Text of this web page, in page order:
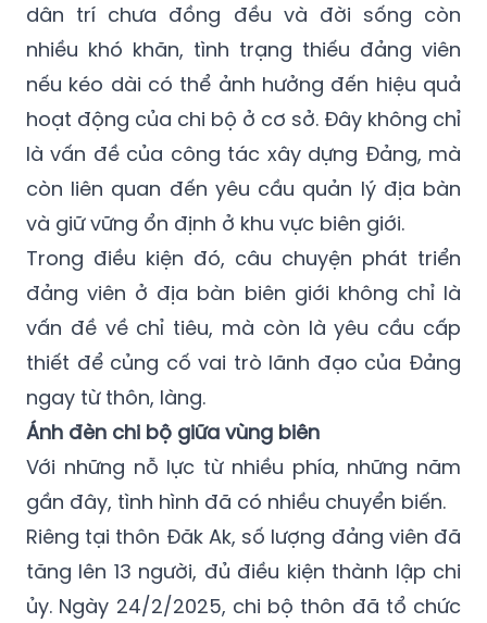
dân trí chưa đồng đều và đời sống còn
nhiều khó khăn, tình trạng thiếu đảng viên
nếu kéo dài có thể ảnh hưởng đến hiệu quả
hoạt động của chi bộ ở cơ sở. Đây không chỉ
là vấn đề của công tác xây dựng Đảng, mà
còn liên quan đến yêu cầu quản lý địa bàn
và giữ vững ổn định ở khu vực biên giới.
Trong điều kiện đó, câu chuyện phát triển
đảng viên ở địa bàn biên giới không chỉ là
vấn đề về chỉ tiêu, mà còn là yêu cầu cấp
thiết để củng cố vai trò lãnh đạo của Đảng
ngay từ thôn, làng.
Ánh đèn chi bộ giữa vùng biên
Với những nỗ lực từ nhiều phía, những năm
gần đây, tình hình đã có nhiều chuyển biến.
Riêng tại thôn Đăk Ak, số lượng đảng viên đã
tăng lên 13 người, đủ điều kiện thành lập chi
ủy. Ngày 24/2/2025, chi bộ thôn đã tổ chức